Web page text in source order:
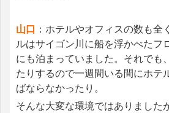
山口 ：ホテルやオフィスの数も全
ルはサイゴン川に船を浮かべたフ
にも泊まっていました。それでも
たりするので一週間いる間にホテ
ばならなかったり。
そんな大変な環境ではありました